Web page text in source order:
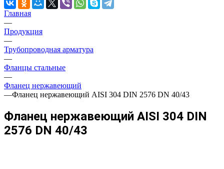
Главная
—
Продукция
—
Трубопроводная арматура
—
Фланцы стальные
—
Фланец нержавеющий
—Фланец нержавеющий AISI 304 DIN 2576 DN 40/43
Фланец нержавеющий AISI 304 DIN
2576 DN 40/43